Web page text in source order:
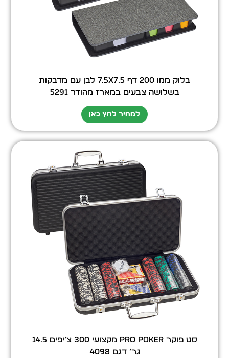
בלוק ממו 200 דף 7.5X7.5 לבן עם מדבקות
בשלושה צבעים במארז מהודר 5291
למחיר לחץ כאן
סט פוקר PRO POKER מקצועי 300 צ’יפים 14.5
גר’ דגם 4098